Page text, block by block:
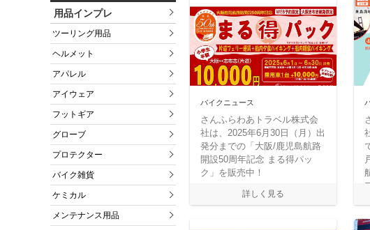
用品インプレ
ツーリング用品
ヘルメット
アパレル
アイウェア
フットギア
グローブ
プロテクター
バイク雑貨
ケミカル
メンテナンス用品
バイクニュース
さんふらわあトラベル株式会
社は、2025年6月30日（月）出
発分までの「大阪/鹿児島航路
開設50周年記念 まる得パッ
ク」を販売中！